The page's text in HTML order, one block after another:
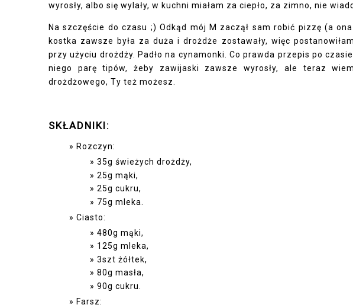
wyrosły, albo się wylały, w kuchni miałam za ciepło, za zimno, nie
Na szczęście do czasu ;) Odkąd mój M zaczął sam robić pizzę (a
kostka zawsze była za duża i drożdże zostawały, więc
przy użyciu drożdży. Padło na cynamonki. Co prawda przepis po
niego parę tipów, żeby zawijaski zawsze wyrosły, ale teraz
drożdżowego, Ty też możesz.
SKŁADNIKI:
Rozczyn:
35g świeżych drożdży,
25g mąki,
25g cukru,
75g mleka.
Ciasto:
480g mąki,
125g mleka,
3szt żółtek,
80g masła,
90g cukru.
Farsz: